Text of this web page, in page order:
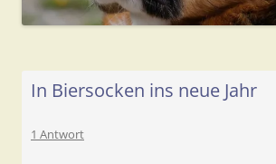
In Biersocken ins neue Jahr
1 Antwort